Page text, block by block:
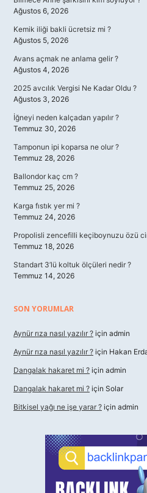
Ağustos 6, 2026
Kemik iliği bakli ücretsiz mi ?
Ağustos 5, 2026
Avans açmak ne anlama gelir ?
Ağustos 4, 2026
2025 avcılık Vergisi Ne Kadar Oldu ?
Ağustos 3, 2026
İğneyi neden kalçadan yapılır ?
Temmuz 30, 2026
Tamponun ipi koparsa ne olur ?
Temmuz 28, 2026
Ballondor kaç cm ?
Temmuz 25, 2026
Karga fıstık yer mi ?
Temmuz 24, 2026
Propolisli zencefilli keçiboynuzu özü
Temmuz 18, 2026
Standart 3’lü koltuk ölçüleri nedir ?
Temmuz 14, 2026
SON YORUMLAR
Aynür rıza nasıl yazılır ? için admin
Aynür rıza nasıl yazılır ? için Hakan
Dangalak hakaret mi ? için admin
Dangalak hakaret mi ? için Solar
Bitkisel yağı ne işe yarar ? için admin